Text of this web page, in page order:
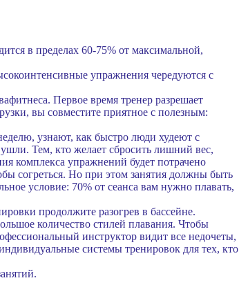
в пределах 60-75% от максимальной,
упражнения чередуются с
Первое время тренер разрешает
вы совместите приятное с полезным:
узнают, как быстро люди худеют с
Тем, кто желает сбросить лишний вес,
комплекса упражнений будет потрачено
согреться. Но при этом занятия должны быть
условие: 70% от сеанса вам нужно плавать,
продолжите разогрев в бассейне.
количество стилей плавания. Чтобы
инструктор видит все недочеты,
системы тренировок для тех, кто